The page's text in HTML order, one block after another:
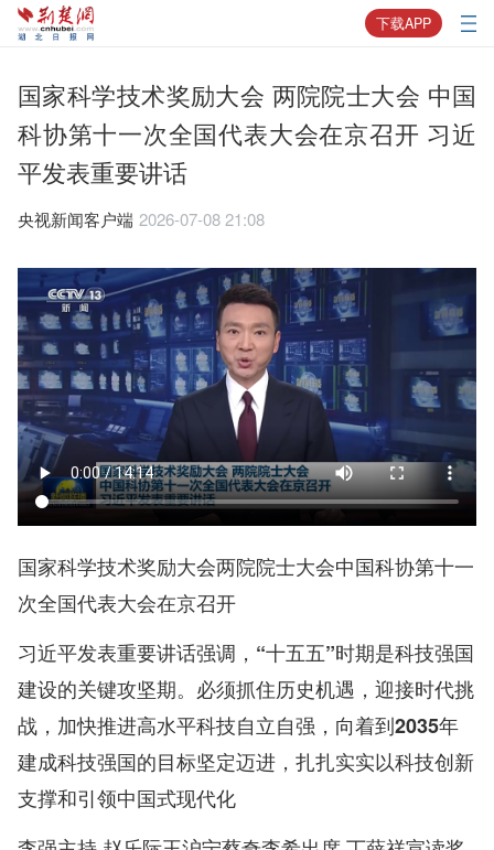
下载APP
国家科学技术奖励大会 两院院士大会 中国
科协第十一次全国代表大会在京召开 习近
平发表重要讲话
央视新闻客户端 2026-07-08 21:08
国家科学技术奖励大会两院院士大会中国科协第十一
次全国代表大会在京召开
习近平发表重要讲话强调，“十五五”时期是科技强国
建设的关键攻坚期。必须抓住历史机遇，迎接时代挑
战，加快推进高水平科技自立自强，向着到2035年
建成科技强国的目标坚定迈进，扎扎实实以科技创新
支撑和引领中国式现代化